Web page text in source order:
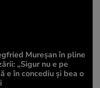
Mureșan în pline
„Sigur nu e pe
e în concediu și bea o